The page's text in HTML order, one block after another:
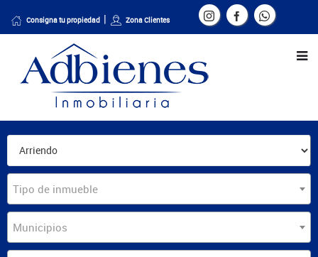
Consigna tu propiedad Zona Clientes
Tipo de inmueble
Municipios